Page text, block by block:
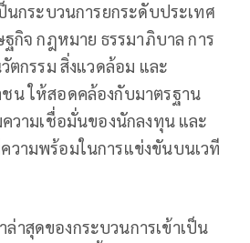
นกระบวนการยกระดับประเทศ
กิจ กฎหมาย ธรรมาภิบาล การ
ตกรรม สิ่งแวดล้อม และ
น ให้สอดคล้องกับมาตรฐาน
วามเชื่อมั่นของนักลงทุน และ
วามพร้อมในการแข่งขันบนเวที
าสุดของกระบวนการเข้าเป็น